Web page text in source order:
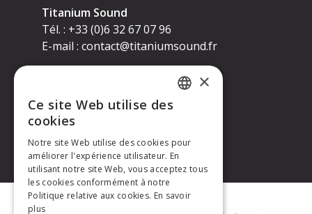
Titanium Sound
Tél. : +33 (0)6 32 67 07 96
E-mail : contact@titaniumsound.fr
CONTACTEZ-NOUS
Titanium Sound
Tél. : +33 (0)6 32 67 07 96
E-mail :contact@titaniumsound.fr
ENGLISH
×
Ce site Web utilise des
cookies
Notre site Web utilise des cookies pour
améliorer l'expérience utilisateur. En
utilisant notre site Web, vous acceptez tous
les cookies conformément à notre
Politique relative aux cookies. En savoir
plus